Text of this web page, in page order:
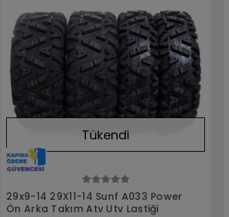
Stokta Yok
Tükendi
30x10R14 Duro DI-2037 8Kat Atv
Utv Lastiği